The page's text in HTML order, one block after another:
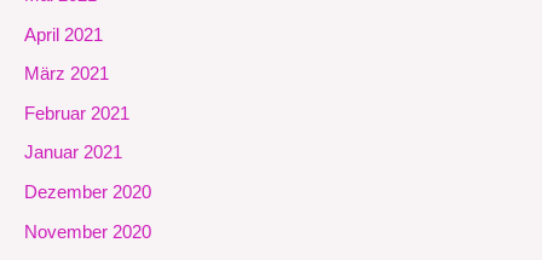
April 2021
März 2021
Februar 2021
Januar 2021
Dezember 2020
November 2020